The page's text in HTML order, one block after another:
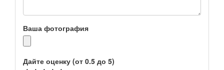
Ваша фотография
Дайте оценку (от 0.5 до 5)